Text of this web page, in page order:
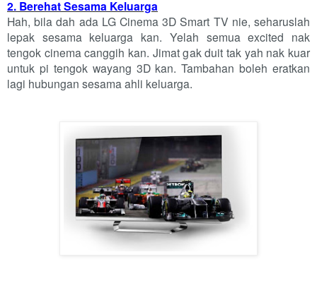
2. Berehat Sesama Keluarga
Hah, bila dah ada LG Cinema 3D Smart TV nie, seharuslah
lepak sesama keluarga kan. Yelah semua excited nak
tengok cinema canggih kan. Jimat gak duit tak yah nak kuar
untuk pi tengok wayang 3D kan. Tambahan boleh eratkan
lagi hubungan sesama ahli keluarga.